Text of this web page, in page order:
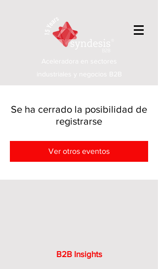
Aceleradora en sectores
industriales y negocios B2B
Se ha cerrado la posibilidad de
registrarse
Ver otros eventos
B2B Insights